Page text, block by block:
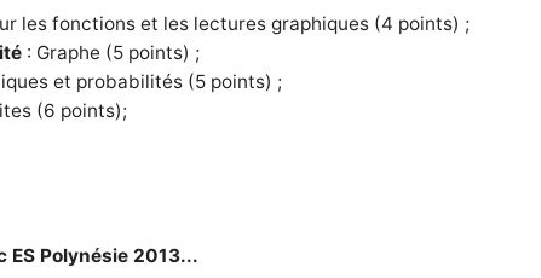
les fonctions et les lectures graphiques (4 points) ;
: Graphe (5 points) ;
et probabilités (5 points) ;
(6 points);
ES Polynésie 2013...